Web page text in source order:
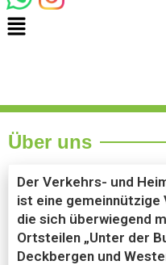
Über uns
Der Verkehrs- und
ist eine gemeinnützige
die sich überwiegend
Ortsteilen „Unter der
Deckbergen und